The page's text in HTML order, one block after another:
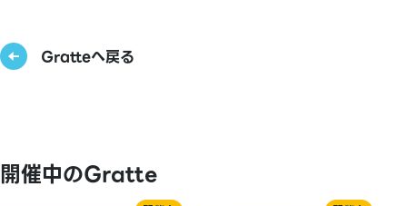
Gratteへ戻る
開催中のGratte